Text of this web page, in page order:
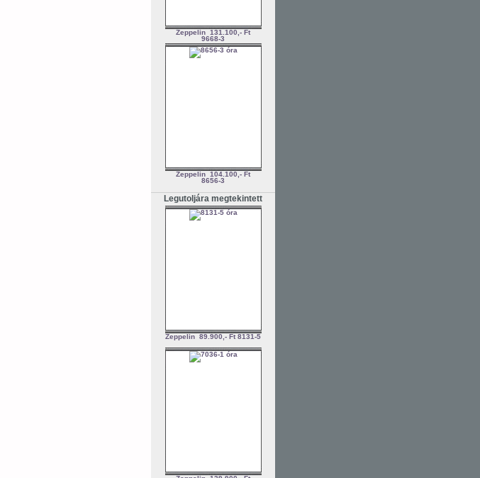
Zeppelin 131.100,- Ft
9668-3
Zeppelin 104.100,- Ft
8656-3
Legutoljára megtekintett
Zeppelin 89.900,- Ft 8131-5